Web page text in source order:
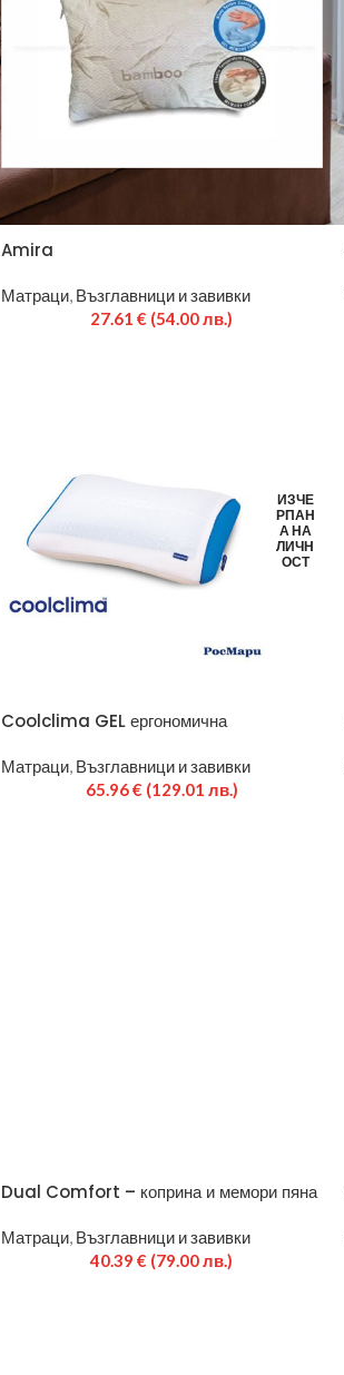
Amira
Матраци, Възглавници и завивки
27.61€ (54.00 лв.)
ИЗЧЕ
РПАН
А НА
ЛИЧН
ОСТ
Coolclima GEL ергономична
Матраци, Възглавници и завивки
65.96€ (129.01 лв.)
Dual Comfort – коприна и мемори пяна
Матраци, Възглавници и завивки
40.39€ (79.00 лв.)